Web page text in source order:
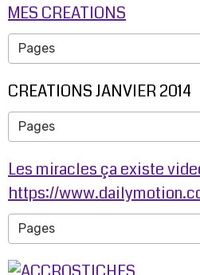
MES CREATIONS
CREATIONS JANVIER 2014
Les miracles ça existe
https://